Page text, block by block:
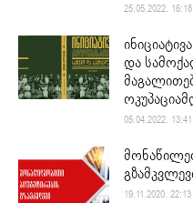
25.05.2022. 16:18
და
05.04.2022. 13:41
19.11.2020. 22:13